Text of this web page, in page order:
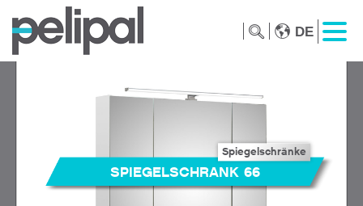
DE
Spiegelschränke
SPIEGELSCHRANK 66